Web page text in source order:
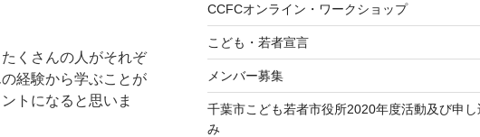
くさんの人がそれぞ
経験から学ぶことが
トになると思いま
CCFCオンライン・ワークショップ
こども・若者宣言
メンバー募集
千葉市こども若者市役所2020年度活動及び申し
み